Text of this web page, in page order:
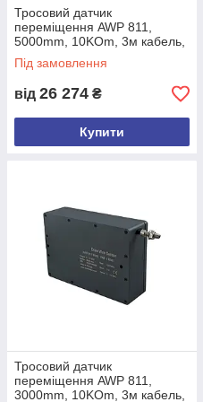
Технічні характеристики
Тросовий датчик
переміщення AWP 811,
5000mm, 10KOm, 3м кабель,
0-10 VDC
Під замовлення
від 26 274 ₴
Купити
Тросовий датчик
переміщення AWP 811,
3000mm, 10KOm, 3м кабель,